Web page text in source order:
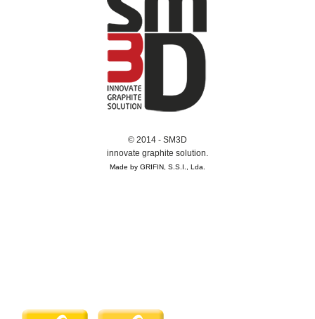
© 2014 - SM3D
innovate graphite solution.
Made by GRIFIN, S.S.I., Lda.